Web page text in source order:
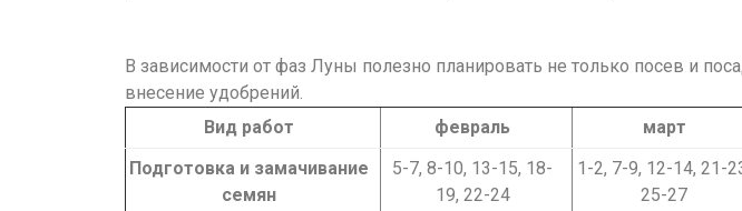
В зависимости от фаз Луны полезно планировать не только посев и
внесение удобрений.
Вид работ
февраль март
Подготовка и замачивание
семян
5-7, 8-10, 13-15, 18-
19, 22-24
1-2, 7-9, 12-14, 21-
25-27